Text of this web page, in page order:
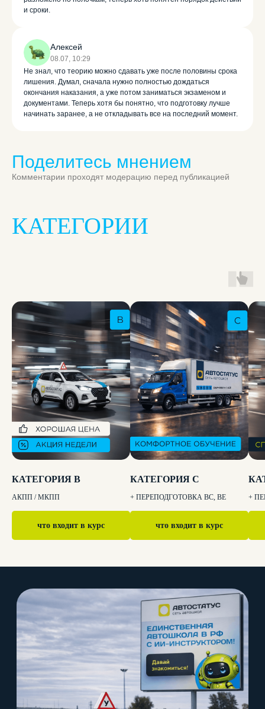
и сроки.
Алексей
08.07, 10:29
Не знал, что теорию можно сдавать уже после половины срока
лишения. Думал, сначала нужно полностью дождаться
окончания наказания, а уже потом заниматься экзаменом и
документами. Теперь хотя бы понятно, что подготовку лучше
начинать заранее, а не откладывать все на последний момент.
Поделитесь мнением
Комментарии проходят модерацию перед публикацией
КАТЕГОРИИ
КАТЕГОРИЯ B
АКПП / МКПП
что входит в курс
КАТЕГОРИЯ C
+ ПЕРЕПОДГОТОВКА BC, BE
что входит в курс
+
Записаться
Попробуй обучение в автошколе
бесплатно! Запишись на тест-драйв до
31 марта!
Учи ПДД быстрее, в любое время и
сдай на права с первого раза!
Единственная
инструктором!